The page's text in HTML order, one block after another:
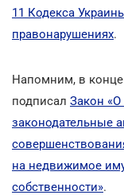
11 Кодекса
правонарушениях.
Напомним, в
подписал Закон
законодательные
на недвижимое
собственности».